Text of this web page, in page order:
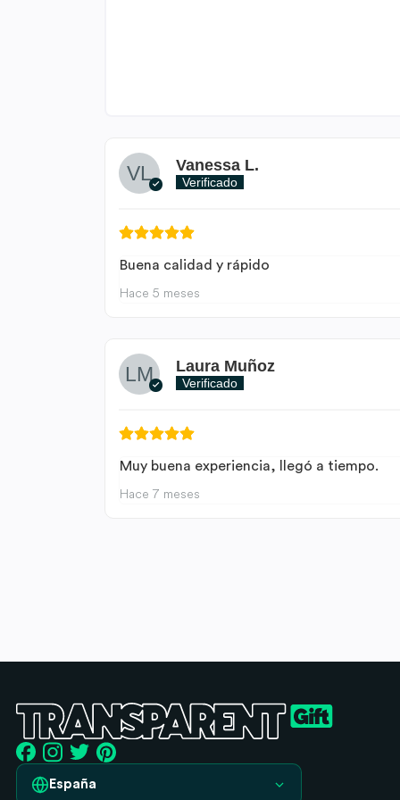
Vanessa L.
Verificado
Buena calidad y rápido
Hace 5 meses
Laura Muñoz
Verificado
Muy buena experiencia, llegó a tiempo.
Hace 7 meses
España